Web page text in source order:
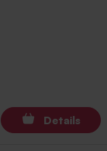
Details